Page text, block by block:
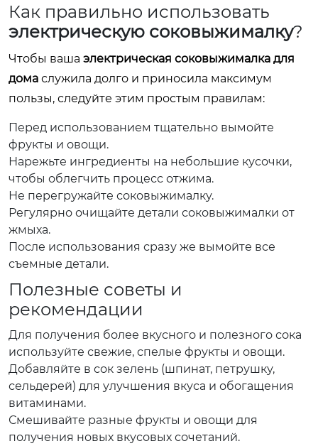
Как правильно использовать
электрическую соковыжималку?
Чтобы ваша электрическая соковыжималка для
дома служила долго и приносила максимум
пользы, следуйте этим простым правилам:
Перед использованием тщательно вымойте
фрукты и овощи.
Нарежьте ингредиенты на небольшие кусочки,
чтобы облегчить процесс отжима.
Не перегружайте соковыжималку.
Регулярно очищайте детали соковыжималки от
жмыха.
После использования сразу же вымойте все
съемные детали.
Полезные советы и
рекомендации
Для получения более вкусного и полезного сока
используйте свежие, спелые фрукты и овощи.
Добавляйте в сок зелень (шпинат, петрушку,
сельдерей) для улучшения вкуса и обогащения
витаминами.
Смешивайте разные фрукты и овощи для
получения новых вкусовых сочетаний.